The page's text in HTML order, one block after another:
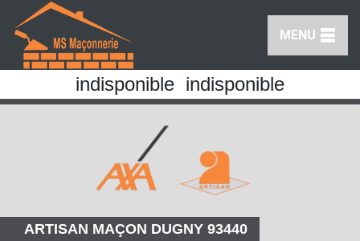
MENU
indisponible indisponible
ARTISAN MAÇON DUGNY 93440